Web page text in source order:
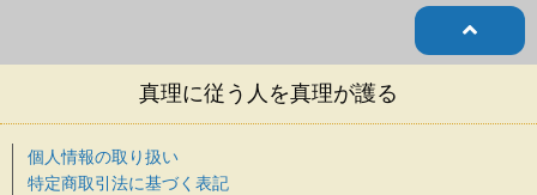
真理に従う人を真理が護る
個人情報の取り扱い
特定商取引法に基づく表記